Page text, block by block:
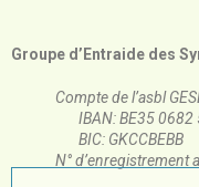
Groupe d’Entraide des
Compte de l’asbl
IBAN: BE35 0682
BIC: GKCCBEBB
N° d’enregistrement